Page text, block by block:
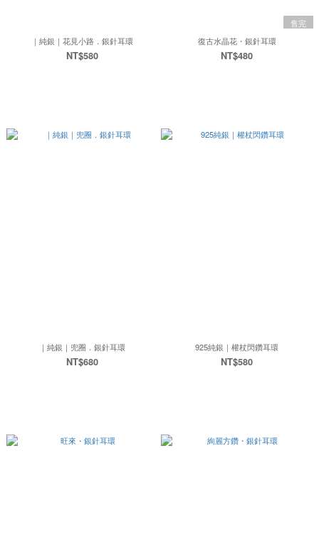
｜純銀｜花見小路．銀針耳環
NT$580
售完
復古水晶花・銀針耳環
NT$480
｜純銀｜兜圈．銀針耳環
NT$680
925純銀｜權杖閃鑽耳環
NT$580